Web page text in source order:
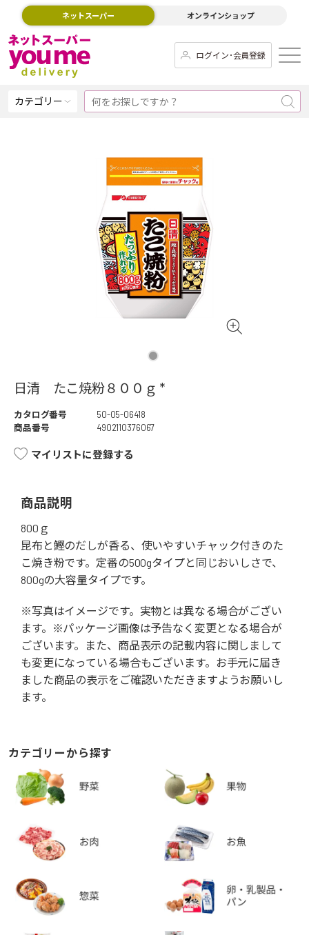
ネットスーパー オンラインショップ
ログイン･会員登録
カテゴリー
日清 たこ焼粉８００ｇ *
カタログ番号
50-05-06418
商品番号
4902110376067
マイリストに登録する
商品説明
800ｇ
昆布と鰹のだしが香る、使いやすいチャック付きのた
こ焼き粉です。定番の500gタイプと同じおいしさで、
800gの大容量タイプです。
※写真はイメージです。実物とは異なる場合がござい
ます。※パッケージ画像は予告なく変更となる場合が
ございます。また、商品表示の記載内容に関しまして
も変更になっている場合もございます。お手元に届き
ました商品の表示をご確認いただきますようお願いし
ます。
カテゴリーから探す